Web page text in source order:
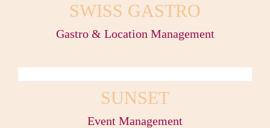
SWISS GASTRO
Gastro & Location Management
SUNSET
Event Management